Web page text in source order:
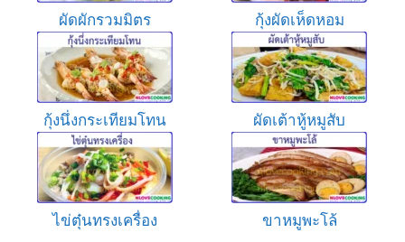
ผัดผักรวมมิตร กุ้งผัดเห็ดหอม
กุ้งนึ่งกระเทียมโทน ผัดเต้าหู้หมูสับ
ไข่ตุ๋นทรงเครื่อง ขาหมูพะโล้